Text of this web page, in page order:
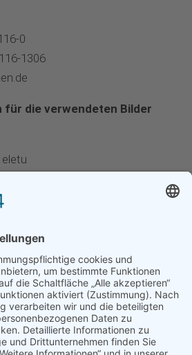
0
1306
für die verwendeten Bilder